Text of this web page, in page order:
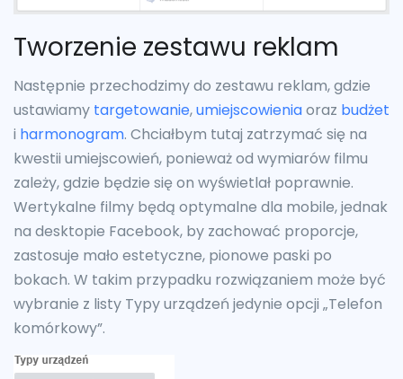
Tworzenie zestawu reklam
Następnie przechodzimy do zestawu reklam, gdzie
ustawiamy targetowanie,umiejscowieniaoraz budżet
i harmonogram. Chciałbym tutaj zatrzymać się na
kwestii umiejscowień, ponieważ od wymiarów filmu
zależy, gdzie będzie się on wyświetlał poprawnie.
Wertykalne filmy będą optymalne dla mobile, jednak
na desktopie Facebook, by zachować proporcje,
zastosuje mało estetyczne, pionowe paski po
bokach. W takim przypadku rozwiązaniem może być
wybranie z listy Typy urządzeń jedynie opcji „Telefon
komórkowy”.